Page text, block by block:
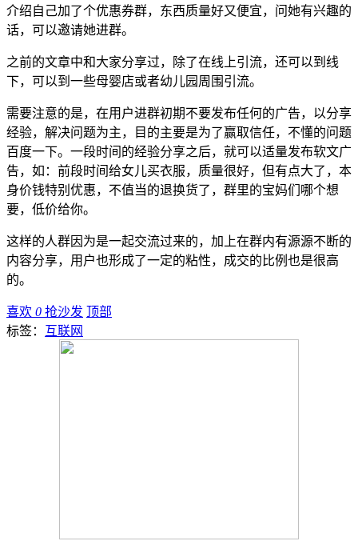
介绍自己加了个优惠券群，东西质量好又便宜，问她有兴趣的
话，可以邀请她进群。
之前的文章中和大家分享过，除了在线上引流，还可以到线
下，可以到一些母婴店或者幼儿园周围引流。
需要注意的是，在用户进群初期不要发布任何的广告，以分享
经验，解决问题为主，目的主要是为了赢取信任，不懂的问题
百度一下。一段时间的经验分享之后，就可以适量发布软文广
告，如：前段时间给女儿买衣服，质量很好，但有点大了，本
身价钱特别优惠，不值当的退换货了，群里的宝妈们哪个想
要，低价给你。
这样的人群因为是一起交流过来的，加上在群内有源源不断的
内容分享，用户也形成了一定的粘性，成交的比例也是很高
的。
喜欢 0 抢沙发 顶部
标签： 互联网